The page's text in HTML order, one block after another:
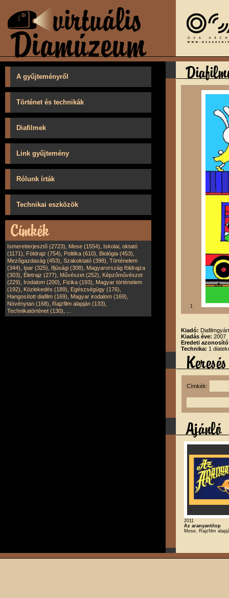
A gyűjteményről
Történet és technikák
Diafilmek
Link gyűjtemény
Rólunk írták
Technikai eszközök
Ismeretterjesztő (2723), Mese (1554), Iskolai, oktató
(1171), Földrajz (754), Politika (610), Biológia (453),
Mezőgazdaság (453), Szakoktató (398), Történelem
(344), Ipar (325), Ifjúsági (308), Magyarország földrajza
(303), Életrajz (277), Művészet (252), Képzőművészet
(229), Irodalom (200), Fizika (193), Magyar történelem
(192), Közlekedés (189), Egészségügy (176),
Hangosított diafilm (169), Magyar irodalom (169),
Növénytan (168), Rajzfilm alapján (133),
Technikatörténet (130),
1
Kiadó:
Kiadás éve: 2007
Eredeti
Technika: 1
Címkék:
2011
Az aranyantilop
Mese, Rajzfilm